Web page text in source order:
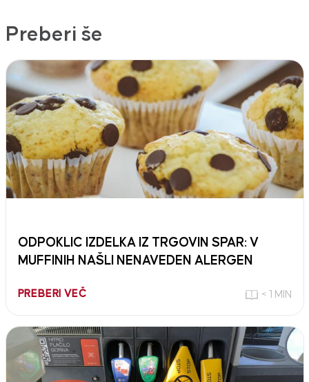
Preberi še
ODPOKLIC IZDELKA IZ TRGOVIN SPAR: V
MUFFINIH NAŠLI NENAVEDEN ALERGEN
PREBERI VEČ < 1 MIN